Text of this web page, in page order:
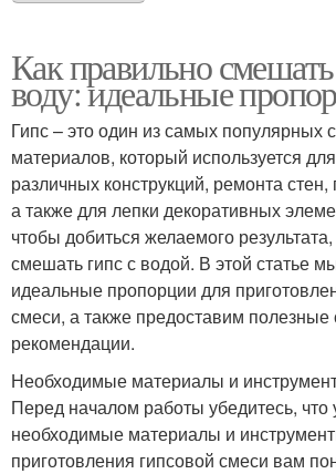
Как правильно
воду: идеальные
Гипс – это один из самых популярных
материалов, который используется
различных конструкций, ремонта
а также для лепки декоративных
чтобы добиться желаемого
смешать гипс с водой. В этой статье
идеальные пропорции для
смеси, а также предоставим полезные
рекомендации.
Необходимые материалы и
Перед началом работы убедитесь, что
необходимые материалы и
приготовления гипсовой смеси вам